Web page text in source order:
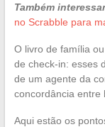
Também
no Scrabble para
O livro de família
de check-in: esses
de um agente da
concordância entre
Aqui estão os